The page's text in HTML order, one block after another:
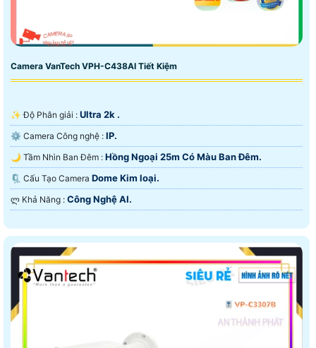
Camera VanTech VPH-C438AI Tiết Kiệm
✨ Độ Phân giải : Ultra 2k .
⚙ Camera Công nghệ : IP.
🌙 Tầm Nhìn Ban Đêm : Hồng Ngoại 25m Có Màu Ban Ðêm.
🗜️ Cấu Tạo Camera Dome Kim loại.
️ლ Khả Năng : Công Nghệ AI.